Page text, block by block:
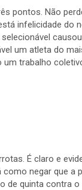
pontos. Não
infelicidade do
um atleta do
trabalho
É claro e
negar que a
de quinta contra